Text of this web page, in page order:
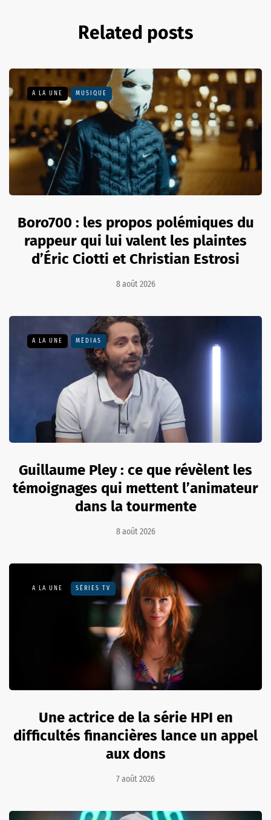
Related posts
A LA UNE MUSIQUE
Boro700 : les propos polémiques du
rappeur qui lui valent les plaintes
d’Éric Ciotti et Christian Estrosi
8 août 2026
A LA UNE MÉDIAS
Guillaume Pley : ce que révèlent les
témoignages qui mettent l’animateur
dans la tourmente
8 août 2026
A LA UNE SÉRIES TV
Une actrice de la série HPI en
difficultés financières lance un appel
aux dons
7 août 2026